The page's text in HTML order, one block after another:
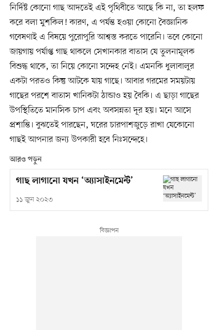
নির্দিষ্ট কোনো গাছ আদতেই এই পৃথিবীতে আছে কি না, তা হলফ
করে বলা মুশকিল! কারণ, এ পর্যন্ত হওয়া কোনো বৈজ্ঞানিক
গবেষণাই এ বিষয়ে পুরোপুরি আশ্বস্ত করতে পারেনি। তবে কোনো
জায়গায় পর্যাপ্ত গাছ থাকলে সেখানকার বাতাস যে তুলনামূলক
বিশুদ্ধ থাকে, তা নিয়ে কোনো সন্দেহ নেই। এমনকি ধুলাবালুর
একটা পরতও কিন্তু আটকে যায় গাছে। আবার গরমের সময়টায়
গাছের পরশে বাতাস খানিকটা ঠান্ডাও হয় বৈকি। এ ছাড়া গাছের
উপস্থিতিতে মানসিক চাপ এবং অবসন্নতা দূর হয়। মনে আসে
প্রশান্তি। বুঝতেই পারছেন, ঘরের চারপাশজুড়ে রাখা যেকোনো
গাছই আপনার জন্য উপকারী হবে নিঃসন্দেহে।
আরও পড়ুন
গাছ লাগানো যখন ‘অ্যাসাইনমেন্ট’
১১ জুন ২০২৩